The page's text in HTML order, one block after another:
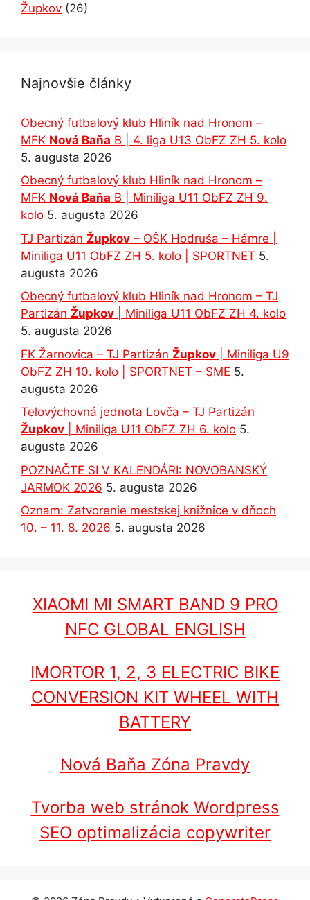
Župkov (26)
Najnovšie články
Obecný futbalový klub Hliník nad Hronom –
MFK Nová Baňa B | 4. liga U13 ObFZ ZH 5. kolo
5. augusta 2026
Obecný futbalový klub Hliník nad Hronom –
MFK Nová Baňa B | Miniliga U11 ObFZ ZH 9.
kolo 5. augusta 2026
TJ Partizán Župkov – OŠK Hodruša – Hámre |
Miniliga U11 ObFZ ZH 5. kolo | SPORTNET 5.
augusta 2026
Obecný futbalový klub Hliník nad Hronom – TJ
Partizán Župkov | Miniliga U11 ObFZ ZH 4. kolo
5. augusta 2026
FK Žarnovica – TJ Partizán Župkov | Miniliga U9
ObFZ ZH 10. kolo | SPORTNET – SME 5.
augusta 2026
Telovýchovná jednota Lovča – TJ Partizán
Župkov | Miniliga U11 ObFZ ZH 6. kolo 5.
augusta 2026
POZNAČTE SI V KALENDÁRI: NOVOBANSKÝ
JARMOK 2026 5. augusta 2026
Oznam: Zatvorenie mestskej knižnice v dňoch
10. – 11. 8. 2026 5. augusta 2026
XIAOMI MI SMART BAND 9 PRO
NFC GLOBAL ENGLISH
IMORTOR 1, 2, 3 ELECTRIC BIKE
CONVERSION KIT WHEEL WITH
BATTERY
Nová Baňa Zóna Pravdy
Tvorba web stránok Wordpress
SEO optimalizácia copywriter